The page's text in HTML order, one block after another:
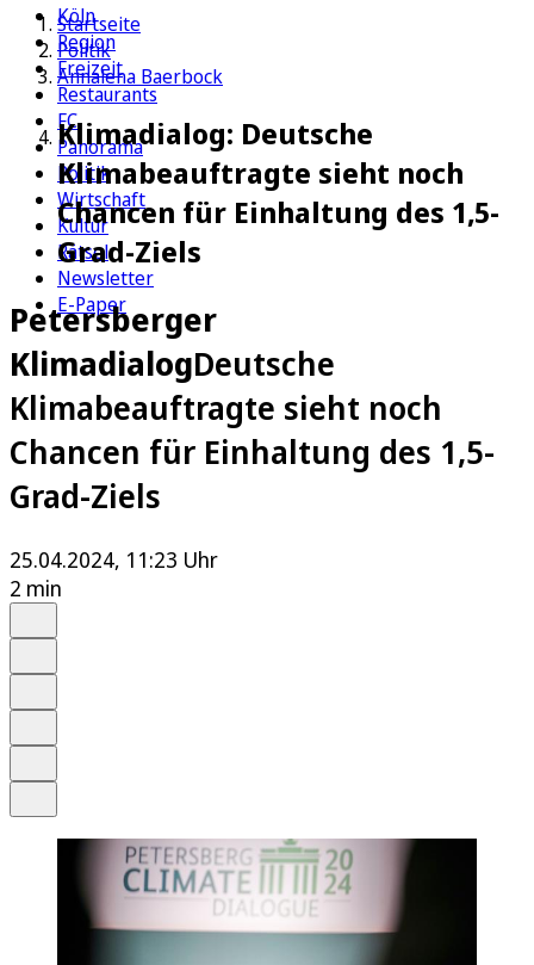
Köln
Region
Freizeit
Restaurants
FC
Panorama
Politik
Wirtschaft
Kultur
Rätsel
Newsletter
E-Paper
Startseite
Politik
Annalena Baerbock
Klimadialog: Deutsche
Klimabeauftragte sieht noch
Chancen für Einhaltung des 1,5-
Grad-Ziels
Petersberger
KlimadialogDeutsche
Klimabeauftragte sieht noch
Chancen für Einhaltung des 1,5-
Grad-Ziels
25.04.2024, 11:23 Uhr
2 min